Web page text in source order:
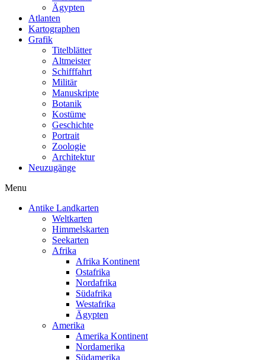
Ägypten
Atlanten
Kartographen
Grafik
Titelblätter
Altmeister
Schifffahrt
Militär
Manuskripte
Botanik
Kostüme
Geschichte
Portrait
Zoologie
Architektur
Neuzugänge
Menu
Antike Landkarten
Weltkarten
Himmelskarten
Seekarten
Afrika
Afrika Kontinent
Ostafrika
Nordafrika
Südafrika
Westafrika
Ägypten
Amerika
Amerika Kontinent
Nordamerika
Südamerika